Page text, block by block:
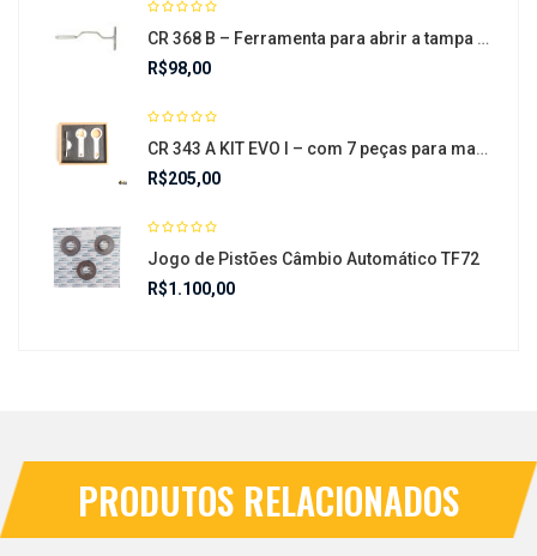
CR 368 B – Ferramenta para abrir a tampa do conjunto mecatrônica
R$98,00
CR 343 A KIT EVO I – com 7 peças para manutenção em motores FORD DRAGON
R$205,00
Jogo de Pistões Câmbio Automático TF72
R$1.100,00
PRODUTOS RELACIONADOS